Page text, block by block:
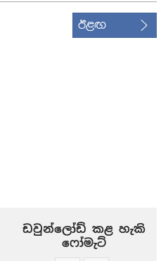
ඊළඟ
ඩවුන්ලෝඩ් කළ හැකි
‍‍ෆෝමැට්